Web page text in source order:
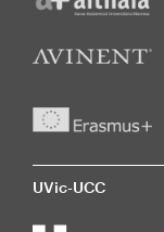
UVic-UCC